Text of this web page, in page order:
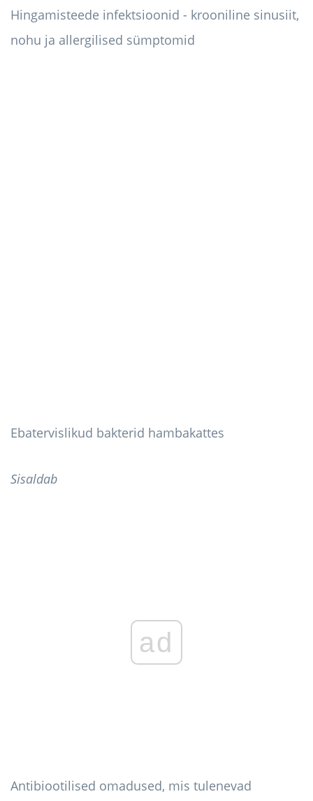
Hingamisteede infektsioonid - krooniline sinusiit,
nohu ja allergilised sümptomid
Ebatervislikud bakterid hambakattes
Sisaldab
ad
Antibiootilised omadused, mis tulenevad